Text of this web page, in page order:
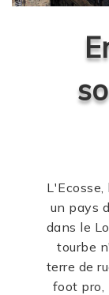
un pays
dans le
tourbe
terre de
foot pro,